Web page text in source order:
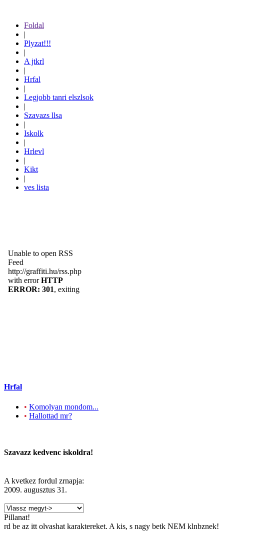
Foldal
|
Plyzat!!!
|
A jtkrl
|
Hrfal
|
Legjobb tanri elszlsok
|
Szavazs llsa
|
Iskolk
|
Hrlevl
|
Kikt
|
ves lista
Hrfal
• Komolyan mondom...
• Hallottad mr?
Szavazz kedvenc iskoldra!
A kvetkez fordul zrnapja:
2009. augusztus 31.
Pillanat!
rd be az itt olvashat karaktereket. A kis, s nagy betk NEM klnbznek!